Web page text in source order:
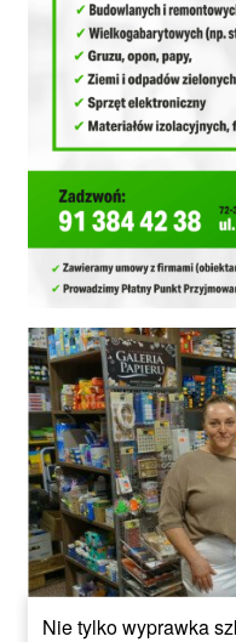
Nie tylko wyprawka